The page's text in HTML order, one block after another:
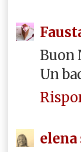
Buon
Un
elena